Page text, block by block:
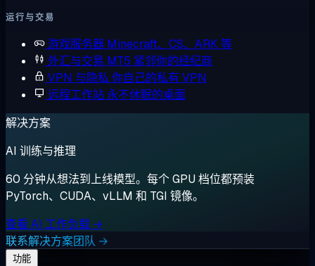
运行与交易
游戏服务器 Minecraft、CS、ARK 等
外汇与交易 MT5 紧邻你的经纪商
VPN 与隐私 你自己的私有 VPN
远程工作站 永不休眠的桌面
解决方案
AI 训练与推理
60 分钟从想法到上线模型。每个 GPU 档位都预装
PyTorch、CUDA、vLLM 和 TGI 镜像。
查看 AI 工作负载 →
联系解决方案团队 →